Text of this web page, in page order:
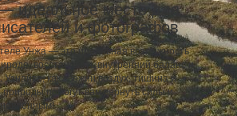
идеальное место для
и фотографов
Унжа — это идеальная возможность
восстановить внутренний баланс и
Узнайте, как свежий воздух, тишина и
помогут вам вернуть силы и